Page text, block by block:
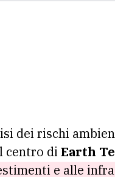
dei rischi
centro di Earth
e alle